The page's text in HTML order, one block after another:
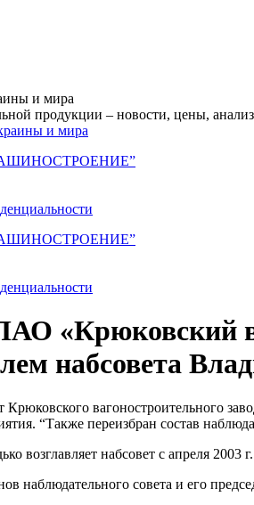
и мира
продукции – новости, цены,
«Крюковский
набсовета
вагоностроительного
“Также переизбран состав
возглавляет набсовет с апреля 2003 г.
наблюдательного совета и его